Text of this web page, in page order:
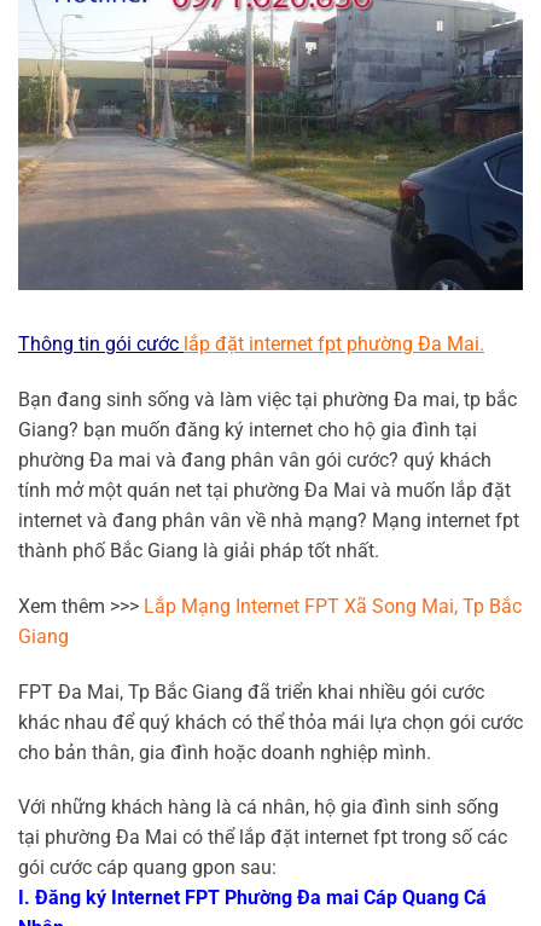
Thông tin gói cước lắp đặt internet fpt phường Đa Mai.
Bạn đang sinh sống và làm việc tại phường Đa mai, tp bắc
Giang? bạn muốn đăng ký internet cho hộ gia đình tại
phường Đa mai và đang phân vân gói cước? quý khách
tính mở một quán net tại phường Đa Mai và muốn lắp đặt
internet và đang phân vân về nhà mạng? Mạng internet fpt
thành phố Bắc Giang là giải pháp tốt nhất.
Xem thêm >>> Lắp Mạng Internet FPT Xã Song Mai, Tp Bắc
Giang
FPT Đa Mai, Tp Bắc Giang đã triển khai nhiều gói cước
khác nhau để quý khách có thể thỏa mái lựa chọn gói cước
cho bản thân, gia đình hoặc doanh nghiệp mình.
Với những khách hàng là cá nhân, hộ gia đình sinh sống
tại phường Đa Mai có thể lắp đặt internet fpt trong số các
gói cước cáp quang gpon sau:
I. Đăng ký Internet FPT Phường Đa mai Cáp Quang Cá